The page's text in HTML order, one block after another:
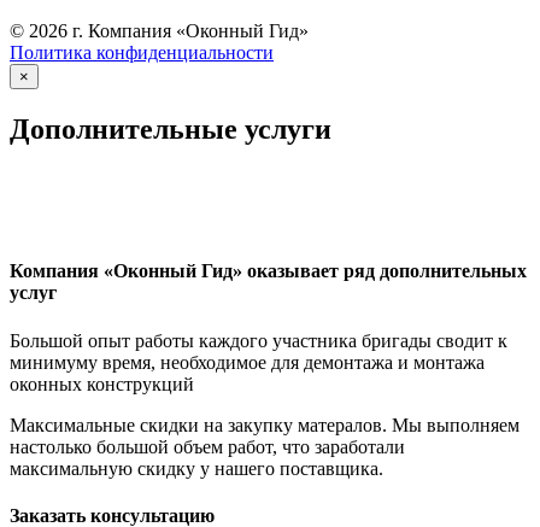
© 2026 г. Компания «Оконный Гид»
Политика конфиденциальности
×
Дополнительные услуги
Компания «Оконный Гид» оказывает ряд дополнительных
услуг
Большой опыт работы каждого участника бригады сводит к
минимуму время, необходимое для демонтажа и монтажа
оконных конструкций
Максимальные скидки на закупку матералов. Мы выполняем
настолько большой объем работ, что заработали
максимальную скидку у нашего поставщика.
Заказать консультацию